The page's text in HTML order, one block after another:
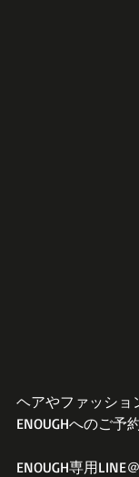
ヘアやファッショ
ENOUGHへのご予
ENOUGH専用LINE